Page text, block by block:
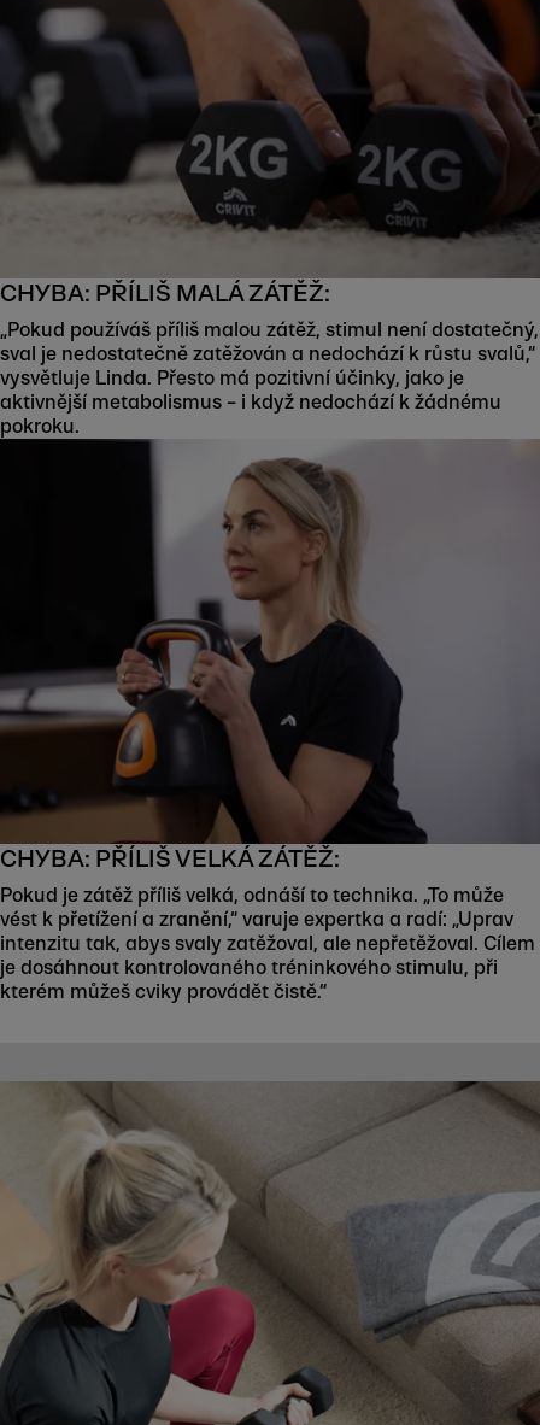
CHYBA: PŘÍLIŠ MALÁ ZÁTĚŽ:
„Pokud používáš příliš malou zátěž, stimul není dostatečný,
sval je nedostatečně zatěžován a nedochází k růstu svalů,“
vysvětluje Linda. Přesto má pozitivní účinky, jako je
aktivnější metabolismus – i když nedochází k žádnému
pokroku.
CHYBA: PŘÍLIŠ VELKÁ ZÁTĚŽ:
Pokud je zátěž příliš velká, odnáší to technika. „To může
vést k přetížení a zranění,“ varuje expertka a radí: „Uprav
intenzitu tak, abys svaly zatěžoval, ale nepřetěžoval. Cílem
je dosáhnout kontrolovaného tréninkového stimulu, při
kterém můžeš cviky provádět čistě.“